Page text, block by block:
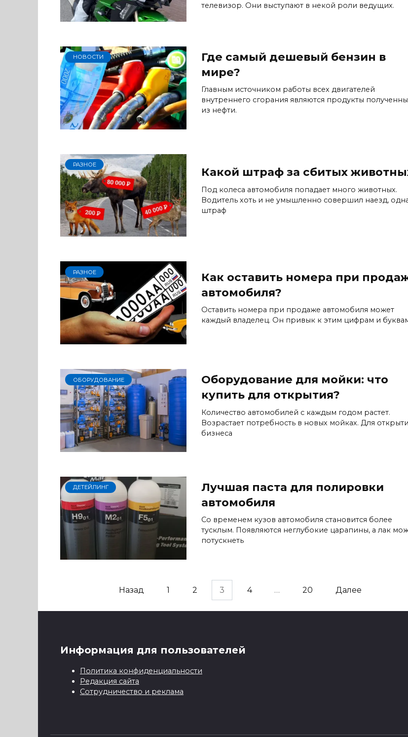
телевизор. Они выступают в некой роли ведущих.
НОВОСТИ
Где самый дешевый бензин в
мире?
Главным источником работы всех двигателей
внутреннего сгорания являются продукты
из нефти.
РАЗНОЕ
Какой штраф за сбитых
Под колеса автомобиля попадает много животных.
Водитель хоть и не умышленно совершил наезд,
штраф
РАЗНОЕ
Как оставить номера при
автомобиля?
Оставить номера при продаже автомобиля может
каждый владелец. Он привык к этим цифрам и
ОБОРУДОВАНИЕ
Оборудование для мойки: что
купить для открытия?
Количество автомобилей с каждым годом растет.
Возрастает потребность в новых мойках. Для
бизнеса
ДЕТЕЙЛИНГ
Лучшая паста для полировки
автомобиля
Со временем кузов автомобиля становится более
тусклым. Появляются неглубокие царапины, а лак
потускнеть
Назад 1 2 3 4 … 20 Далее
Информация для пользователей
Политика конфиденциальности
Редакция сайта
Сотрудничество и реклама